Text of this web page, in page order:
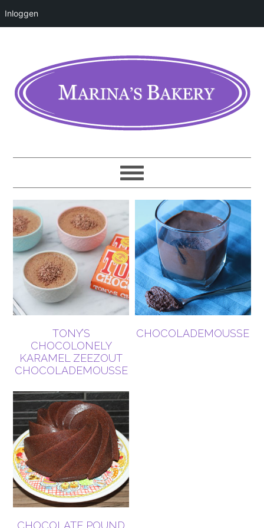
Inloggen
TONY’S
CHOCOLONELY
KARAMEL ZEEZOUT
CHOCOLADEMOUSSE
CHOCOLADEMOUSSE
CHOCOLATE POUND